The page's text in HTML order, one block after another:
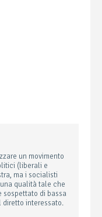
un movimento
(liberali e
ma i socialisti
qualità tale che
sospettato di bassa
diretto interessato.